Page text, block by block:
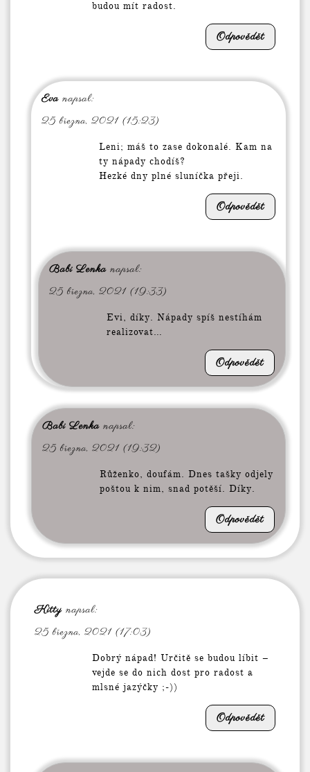
budou mít radost.
Odpovědět
Eva napsal:
25 března, 2021 (15:23)
Leni; máš to zase dokonalé. Kam na
ty nápady chodíš?
Hezké dny plné sluníčka přeji.
Odpovědět
Babi Lenka napsal:
25 března, 2021 (19:33)
Evi, díky. Nápady spíš nestíhám
realizovat…
Odpovědět
Babi Lenka napsal:
25 března, 2021 (19:32)
Růženko, doufám. Dnes tašky odjely
poštou k nim, snad potěší. Díky.
Odpovědět
Kitty napsal:
25 března, 2021 (17:03)
Dobrý nápad! Určitě se budou líbit –
vejde se do nich dost pro radost a
mlsné jazýčky ;-))
Odpovědět